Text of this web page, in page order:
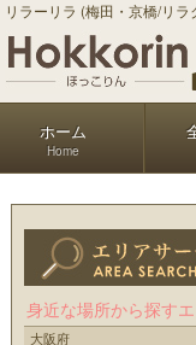
リラーリラ (梅田・京橋/リ
ホーム
Home
身近な場所から探す
大阪府